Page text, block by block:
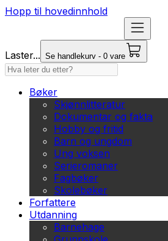
Hopp til hovedinnhold
Laster... Se handlekurv - 0 vare
Bøker
Skjønnlitteratur
Dokumentar og fakta
Hobby og fritid
Barn og ungdom
Ung voksen
Serieromaner
Fagbøker
Skolebøker
Forfattere
Utdanning
Barnehage